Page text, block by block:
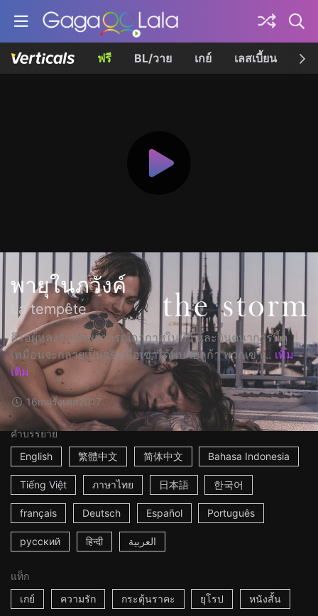
ฟรี BL/วาย เกย์ เลสเบี้ยน เค
พายุในภวังค์
La tempête
ลีโอผู้หลงรักนักพยากรณ์อากาศในทีวี และจินตนาการนี้ดู
เหมือนจะกลายเป็นจริงเมื่อเขาได้พบกับลูก้า พวกเขา... เพิ่ม
เติม
16mฝรั่งเศส2017
คำบรรยาย
English
繁體中文 简体中文 Bahasa Indonesia
Tiếng Việt ภาษาไทย 日本語 한국어
français Deutsch Español Português
русский हिन्दी العربية
แท็ก
เกย์
ความรัก กระตุ้นราคะ ยุโรป หนังสั้น